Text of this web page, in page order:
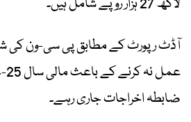
لاکھ 27 ہزار روپے شامل ہیں۔
آڈٹ رپورٹ کے مطابق پی سی-ون کی
ضابطہ اخراجات جاری رہے۔